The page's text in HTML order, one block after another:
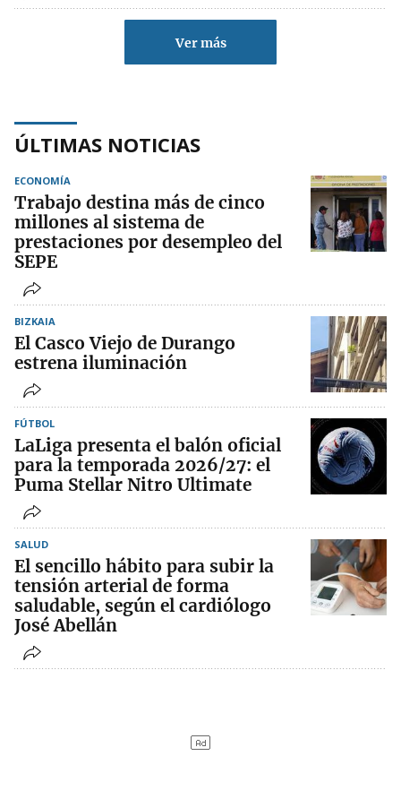
Ver más
ÚLTIMAS NOTICIAS
ECONOMÍA
Trabajo destina más de cinco
millones al sistema de
prestaciones por desempleo del
SEPE
BIZKAIA
El Casco Viejo de Durango
estrena iluminación
FÚTBOL
LaLiga presenta el balón oficial
para la temporada 2026/27: el
Puma Stellar Nitro Ultimate
SALUD
El sencillo hábito para subir la
tensión arterial de forma
saludable, según el cardiólogo
José Abellán